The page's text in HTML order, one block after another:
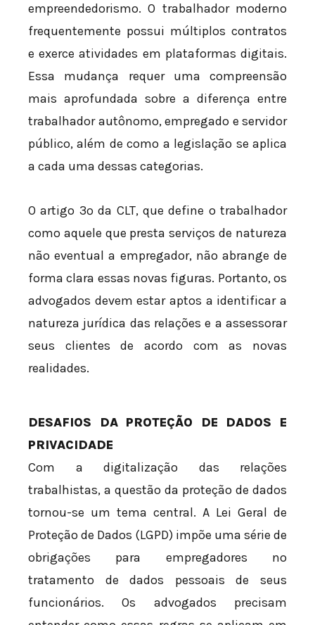
empreendedorismo. O trabalhador moderno
frequentemente possui múltiplos contratos
e exerce atividades em plataformas digitais.
Essa mudança requer uma compreensão
mais aprofundada sobre a diferença entre
trabalhador autônomo, empregado e servidor
público, além de como a legislação se aplica
a cada uma dessas categorias.
O artigo 3º da CLT, que define o trabalhador
como aquele que presta serviços de natureza
não eventual a empregador, não abrange de
forma clara essas novas figuras. Portanto, os
advogados devem estar aptos a identificar a
natureza jurídica das relações e a assessorar
seus clientes de acordo com as novas
realidades.
DESAFIOS DA PROTEÇÃO DE DADOS E
PRIVACIDADE
Com a digitalização das relações
trabalhistas, a questão da proteção de dados
tornou-se um tema central. A Lei Geral de
Proteção de Dados (LGPD) impõe uma série de
obrigações para empregadores no
tratamento de dados pessoais de seus
funcionários. Os advogados precisam